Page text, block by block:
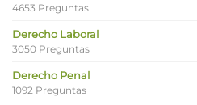
4653 Preguntas
Derecho Laboral
3050 Preguntas
Derecho Penal
1092 Preguntas